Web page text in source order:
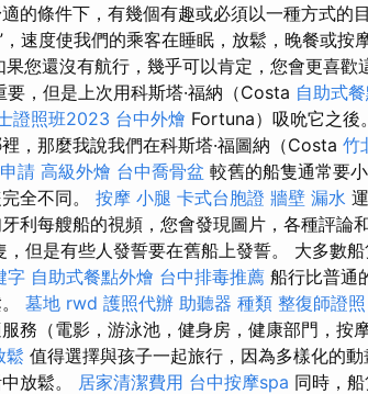
的條件下，有幾個有趣或必須以一種方式的
速度使我們的乘客在睡眠，放鬆，晚餐或按
果您還沒有航行，幾乎可以肯定，您會更喜歡
，但是上次用科斯塔·福納（Costa 自助式
證照班2023 台中外燴 Fortuna）吸吮它之後
，那麼我說我們在科斯塔·福圖納（Costa 竹
請 高級外燴 台中喬骨盆 較舊的船隻通常要
全不同。 按摩 小腿 卡式台胞證 牆壁 漏水
利每艘船的視頻，您會發現圖片，各種評論
但是有些人發誓要在舊船上發誓。 大多數
字 自助式餐點外燴 台中排毒推薦 船行比普通
墓地 rwd 護照代辦 助聽器 種類 整復師證照
務（電影，游泳池，健身房，健康部門，按
鬆 值得選擇與孩子一起旅行，因為多樣化的
放鬆。 居家清潔費用 台中按摩spa 同時，